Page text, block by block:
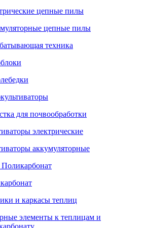
цепные пилы
цепные пилы
техника
для почвообработки
электрические
аккумуляторные
и каркасы теплиц
элементы к теплицам и